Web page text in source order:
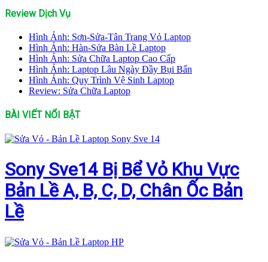
Review Dịch Vụ
Hình Ảnh: Sơn-Sửa-Tân Trang Vỏ Laptop
Hình Ảnh: Hàn-Sửa Bàn Lề Laptop
Hình Ảnh: Sửa Chữa Laptop Cao Cấp
Hình Ảnh: Laptop Lâu Ngày Đầy Bụi Bẩn
Hình Ảnh: Quy Trình Vệ Sinh Laptop
Review: Sửa Chữa Laptop
BÀI VIẾT NỔI BẬT
Sony Sve14 Bị Bể Vỏ Khu Vực
Bản Lề A, B, C, D, Chân Ốc Bản
Lề